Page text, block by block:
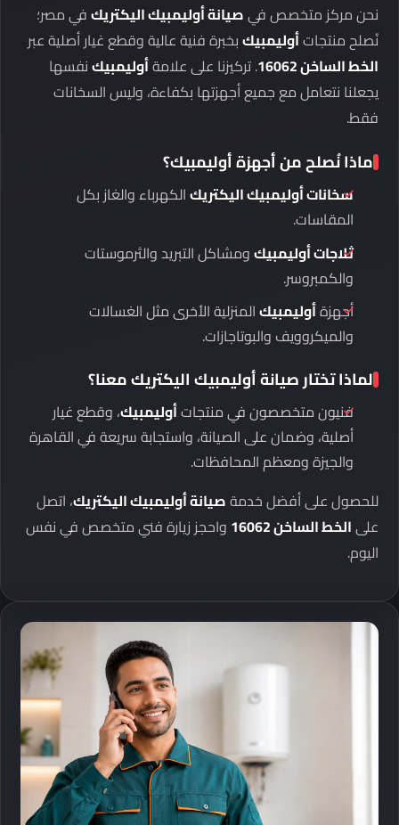
نحن مركز متخصص فيصيانة أوليمبيك اليكتريكفي مصر؛
نُصلح منتجاتأوليمبيكبخبرة فنية عالية وقطع غيار أصلية عبر
الخط الساخن 16062
. تركيزنا على علامةأوليمبيكنفسها
يجعلنا نتعامل مع جميع أجهزتها بكفاءة، وليس السخانات
فقط.
ماذا نُصلح من أجهزة أوليمبيك؟
سخانات أوليمبيك اليكتريكالكهرباء والغاز بكل
المقاسات.
ثلاجات أوليمبيكومشاكل التبريد والثرموستات
والكمبروسر.
أجهزةأوليمبيكالمنزلية الأخرى مثل الغسالات
والميكروويف والبوتاجازات.
لماذا تختار صيانة أوليمبيك اليكتريك معنا؟
فنيون متخصصون في منتجاتأوليمبيك، وقطع غيار
أصلية، وضمان على الصيانة، واستجابة سريعة في القاهرة
والجيزة ومعظم المحافظات.
للحصول على أفضل خدمةصيانة أوليمبيك اليكتريك، اتصل
علىالخط الساخن 16062
واحجز زيارة فني متخصص في نفس
اليوم.